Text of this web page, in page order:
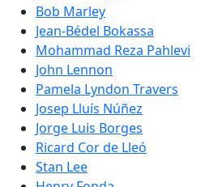
Bob Marley
Jean-Bédel Bokassa
Mohammad Reza Pahlevi
John Lennon
Pamela Lyndon Travers
Josep Lluís Núñez
Jorge Luis Borges
Ricard Cor de Lleó
Stan Lee